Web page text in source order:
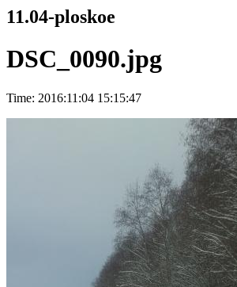
11.04-ploskoe
DSC_0090.jpg
Time: 2016:11:04 15:15:47